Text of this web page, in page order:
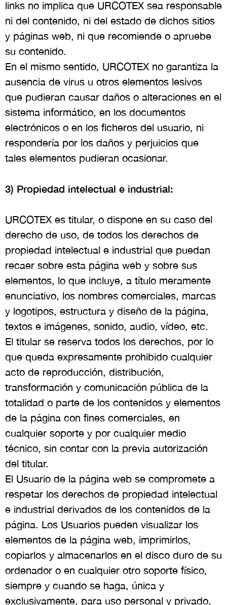
links no implica que URCOTEX sea responsable
ni del contenido, ni del estado de dichos sitios
y páginas web, ni que recomiende o apruebe
su contenido.
En el mismo sentido, URCOTEX no garantiza la
ausencia de virus u otros elementos lesivos
que pudieran causar daños o alteraciones en el
sistema informático, en los documentos
electrónicos o en los ficheros del usuario, ni
respondería por los daños y perjuicios que
tales elementos pudieran ocasionar.
3) Propiedad intelectual e industrial:
URCOTEX es titular, o dispone en su caso del
derecho de uso, de todos los derechos de
propiedad intelectual e industrial que puedan
recaer sobre esta página web y sobre sus
elementos, lo que incluye, a título meramente
enunciativo, los nombres comerciales, marcas
y logotipos, estructura y diseño de la página,
textos e imágenes, sonido, audio, vídeo, etc.
El titular se reserva todos los derechos, por lo
que queda expresamente prohibido cualquier
acto de reproducción, distribución,
transformación y comunicación pública de la
totalidad o parte de los contenidos y elementos
de la página con fines comerciales, en
cualquier soporte y por cualquier medio
técnico, sin contar con la previa autorización
del titular.
El Usuario de la página web se compromete a
respetar los derechos de propiedad intelectual
e industrial derivados de los contenidos de la
página. Los Usuarios pueden visualizar los
elementos de la página web, imprimirlos,
copiarlos y almacenarlos en el disco duro de su
ordenador o en cualquier otro soporte físico,
siempre y cuando se haga, única y
exclusivamente, para uso personal y privado,